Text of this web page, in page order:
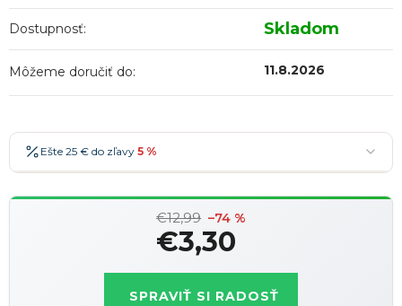
Dostupnosť: Skladom
Môžeme doručiť do: 11.8.2026
Ešte 25 € do zľavy 5 %
€12,99 –74 %
€3,30
SPRAVIŤ SI RADOSŤ